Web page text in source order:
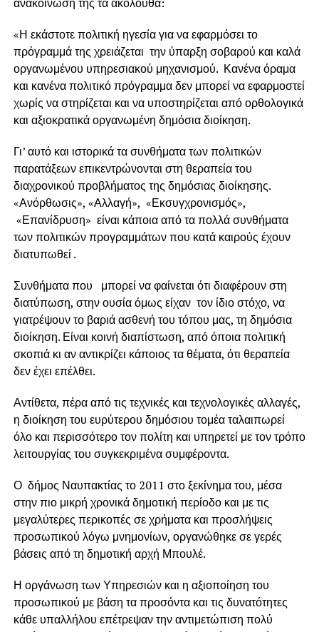
«Η εκάστοτε πολιτική ηγεσία για να εφαρμόσει το
πρόγραμμά της χρειάζεται την ύπαρξη σοβαρού και καλά
οργανωμένου υπηρεσιακού μηχανισμού. Κανένα όραμα
και κανένα πολιτικό πρόγραμμα δεν μπορεί να εφαρμοστεί
χωρίς να στηρίζεται και να υποστηρίζεται από ορθολογικά
και αξιοκρατικά οργανωμένη δημόσια διοίκηση.
Γι’ αυτό και ιστορικά τα συνθήματα των πολιτικών
παρατάξεων επικεντρώνονται στη θεραπεία του
διαχρονικού προβλήματος της δημόσιας διοίκησης.
«Ανόρθωσις», «Αλλαγή», «Εκσυγχρονισμός»,
«Επανίδρυση» είναι κάποια από τα πολλά συνθήματα
των πολιτικών προγραμμάτων που κατά καιρούς έχουν
διατυπωθεί .
Συνθήματα που μπορεί να φαίνεται ότι διαφέρουν στη
διατύπωση, στην ουσία όμως είχαν τον ίδιο στόχο, να
γιατρέψουν το βαριά ασθενή του τόπου μας, τη δημόσια
διοίκηση. Είναι κοινή διαπίστωση, από όποια πολιτική
σκοπιά κι αν αντικρίζει κάποιος τα θέματα, ότι θεραπεία
δεν έχει επέλθει.
Αντίθετα, πέρα από τις τεχνικές και τεχνολογικές αλλαγές,
η διοίκηση του ευρύτερου δημόσιου τομέα ταλαιπωρεί
όλο και περισσότερο τον πολίτη και υπηρετεί με τον τρόπο
λειτουργίας του συγκεκριμένα συμφέροντα.
Ο δήμος Ναυπακτίας το 2011 στο ξεκίνημα του, μέσα
στην πιο μικρή χρονικά δημοτική περίοδο και με τις
μεγαλύτερες περικοπές σε χρήματα και προσλήψεις
προσωπικού λόγω μνημονίων, οργανώθηκε σε γερές
βάσεις από τη δημοτική αρχή Μπουλέ.
Η οργάνωση των Υπηρεσιών και η αξιοποίηση του
προσωπικού με βάση τα προσόντα και τις δυνατότητες
κάθε υπαλλήλου επέτρεψαν την αντιμετώπιση πολύ